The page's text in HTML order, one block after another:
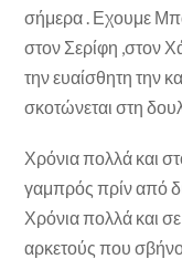
σήμερα . Εχουμε
στον Σερίφη ,στον
την ευαίσθητη την
σκοτώνεται στη
Χρόνια πολλά και
γαμπρός πρίν από
Χρόνια πολλά και
αρκετούς που